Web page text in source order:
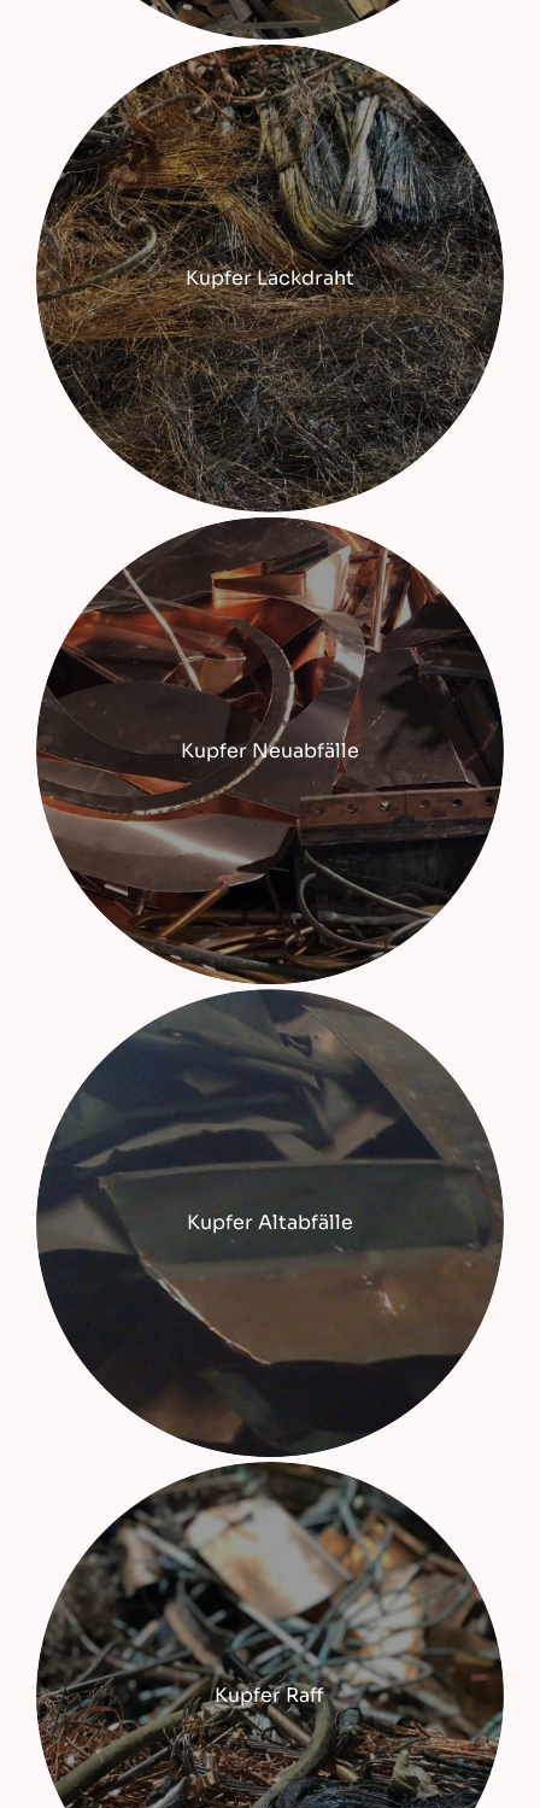
Kupfer Lackdraht
Kupfer Neuabfälle
Kupfer Altabfälle
Kupfer Raff